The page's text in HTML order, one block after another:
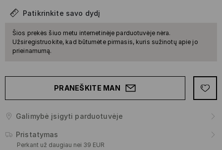
Patikrinkite savo dydį
Šios prekės šiuo metu internetinėje parduotuvėje nėra.
Užsiregistruokite, kad būtumėte pirmasis, kuris sužinotų apie jo
prieinamumą.
PRANEŠKITE MAN
Galimybė įsigyti parduotuvėje
Pristatymas
Perkant už daugiau nei 39 EUR